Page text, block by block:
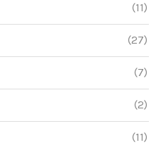
(11)
(27)
(7)
(2)
(11)